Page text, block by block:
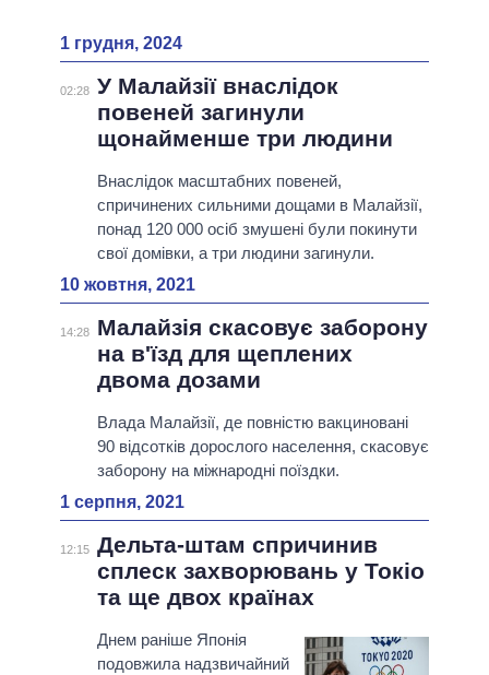
1 грудня, 2024
02:28 У Малайзії внаслідок
повеней загинули
щонайменше три людини
Внаслідок масштабних повеней,
спричинених сильними дощами в Малайзії,
понад 120 000 осіб змушені були покинути
свої домівки, а три людини загинули.
10 жовтня, 2021
14:28
Малайзія скасовує заборону
на в'їзд для щеплених
двома дозами
Влада Малайзії, де повністю вакциновані
90 відсотків дорослого населення, скасовує
заборону на міжнародні поїздки.
1 серпня, 2021
12:15 Дельта-штам спричинив
сплеск захворювань у Токіо
та ще двох країнах
Днем раніше Японія
подовжила надзвичайний